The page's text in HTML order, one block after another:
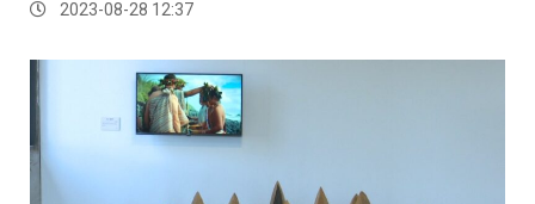
2023-08-28 12:37